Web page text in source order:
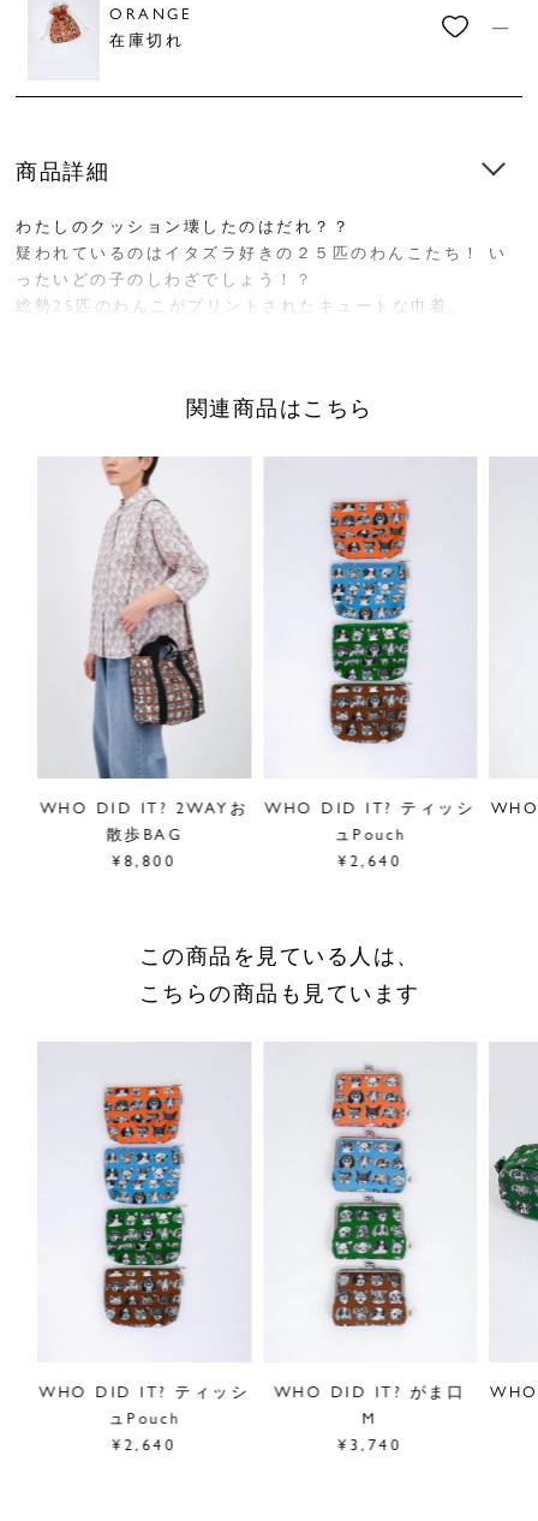
ORANGE
在庫切れ
—
商品詳細
わたしのクッション壊したのはだれ？？
疑われているのはイタズラ好きの２５匹のわんこたち！ い
ったいどの子のしわざでしょう！？
総勢25匹のわんこがプリントされたキュートな巾着。
ト類や目薬、リップなどのちょっとした小物類を入れるのに
■”WHO DID IT?”シリーズは
※裁断により商品によって柄の出方が異なります。柄のご選
定はできませんのでご了承ください。
サイズ／幅19.5cm、高さ2cm、マチ3cm
素材／綿100%、(附属)ポリエステル100%
原産国／日本
09FS059187
商品についてのお問い合わせ
ショッピングガイドはこちら
関連商品はこちら
WHO DID IT? 2WAYお
散歩BAG
¥8,800
WHO DID IT? ティッシ
ュPouch
¥2,640
この商品を見ている人は、
こちらの商品も見ています
WHO DID IT? ティッシ
ュPouch
¥2,640
WHO DID IT? がま口
M
¥3,740